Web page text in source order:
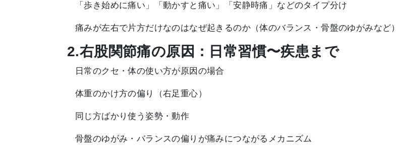
「歩き始めに痛い」「動かすと痛い」「安静時痛」などのタイプ分け
痛みが左右で片方だけなのはなぜ起きるのか（体のバランス・骨盤のゆがみなど）
2.右股関節痛の原因：日常習慣〜疾患まで
日常のクセ・体の使い方が原因の場合
体重のかけ方の偏り（右足重心）
同じ方ばかり使う姿勢・動作
骨盤のゆがみ・バランスの偏りが痛みにつながるメカニズム